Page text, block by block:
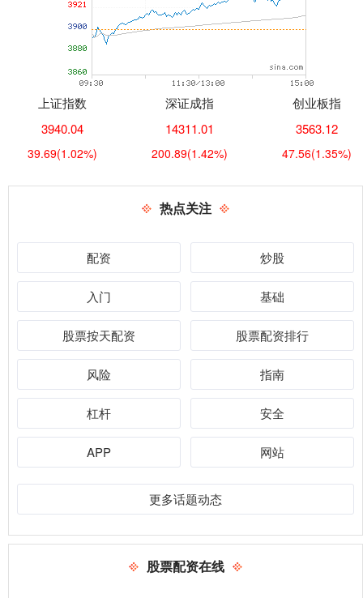
上证指数
3940.04
39.69(1.02%)
深证成指
14311.01
200.89(1.42%)
创业板指
3563.12
47.56(1.35%)
热点关注
配资 炒股
入门 基础
股票按天配资 股票配资排行
风险 指南
杠杆 安全
APP 网站
更多话题动态
股票配资在线